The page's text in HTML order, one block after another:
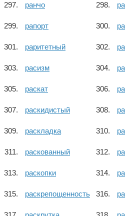
ранчо
рапорт
раритетный
расизм
раскат
раскидистый
раскладка
раскованный
раскопки
раскрепощенность